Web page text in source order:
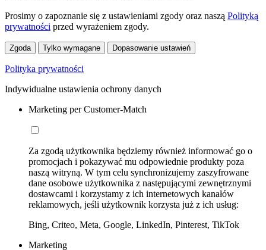
Prosimy o zapoznanie się z ustawieniami zgody oraz naszą Polityką
prywatności przed wyrażeniem zgody.
Zgoda Tylko wymagane Dopasowanie ustawień
Polityka prywatności
Indywidualne ustawienia ochrony danych
Marketing per Customer-Match
Za zgodą użytkownika będziemy również informować go o
promocjach i pokazywać mu odpowiednie produkty poza
naszą witryną. W tym celu synchronizujemy zaszyfrowane
dane osobowe użytkownika z następującymi zewnętrznymi
dostawcami i korzystamy z ich internetowych kanałów
reklamowych, jeśli użytkownik korzysta już z ich usług:
Bing, Criteo, Meta, Google, LinkedIn, Pinterest, TikTok
Marketing